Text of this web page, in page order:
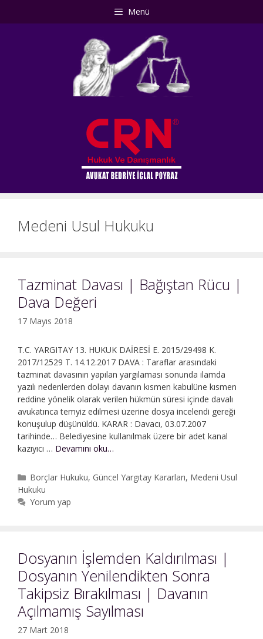
Menü
Medeni Usul Hukuku
Tazminat Davası | Bağıştan Rücu |
Dava Değeri
17 Mayıs 2018
T.C. YARGITAY 13. HUKUK DAİRESİ E. 2015/29498 K.
2017/12529 T. 14.12.2017 DAVA : Taraflar arasındaki
tazminat davasının yapılan yargılaması sonunda ilamda
yazılı nedenlerden dolayı davanın kısmen kabulüne kısmen
reddine yönelik olarak verilen hükmün süresi içinde davalı
avukatınca temyiz edilmesi üzerine dosya incelendi gereği
konuşulup düşünüldü. KARAR : Davacı, 03.07.2007
tarihinde… Belediyesine kullanılmak üzere bir adet kanal
kazıyıcı … Devamını oku…
|
Bağıştan
Kategoriler
Borçlar Hukuku, Güncel Yargıtay Kararları, Medeni Usul
Hukuku
Yorum yap
Dosyanın İşlemden Kaldırılması |
Dosyanın Yenilendikten Sonra
Takipsiz Bırakılması | Davanın
Açılmamış Sayılması
27 Mart 2018